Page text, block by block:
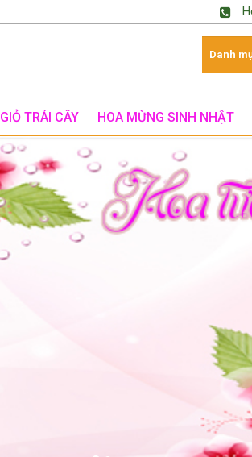
GIỎ TRÁI CÂY HOA MỪNG SINH NHẬT